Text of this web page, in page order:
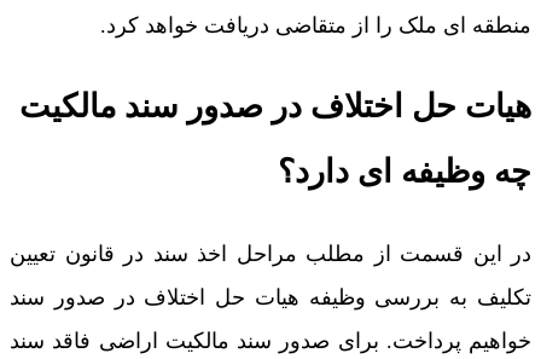
منطقه ای ملک را از متقاضی دریافت خواهد کرد.
هیات حل اختلاف در صدور سند مالکیت
چه وظیفه ای دارد؟
در این قسمت از مطلب مراحل اخذ سند در قانون تعیین
تکلیف به بررسی وظیفه هیات حل اختلاف در صدور سند
خواهیم پرداخت. برای صدور سند مالکیت اراضی فاقد سند